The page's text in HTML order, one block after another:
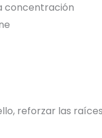
concentración
reforzar las